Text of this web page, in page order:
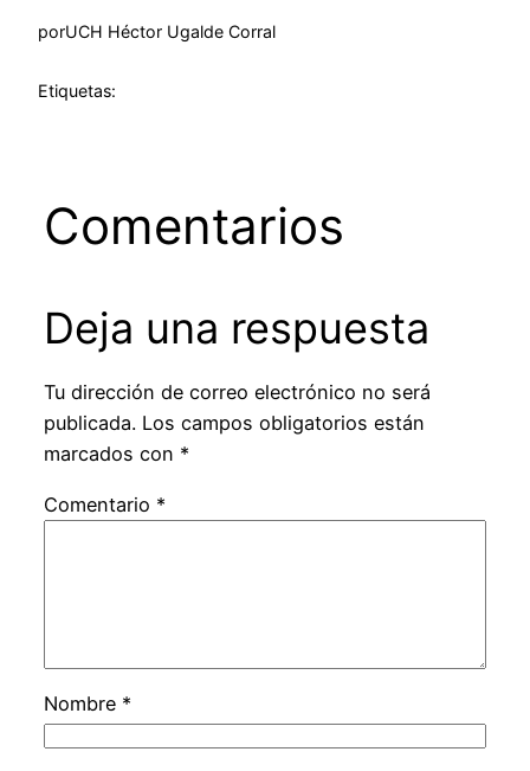
porUCH Héctor Ugalde Corral
Etiquetas:
Comentarios
Deja una respuesta
Tu dirección de correo electrónico no será
publicada. Los campos obligatorios están
marcados con *
Comentario *
Nombre *